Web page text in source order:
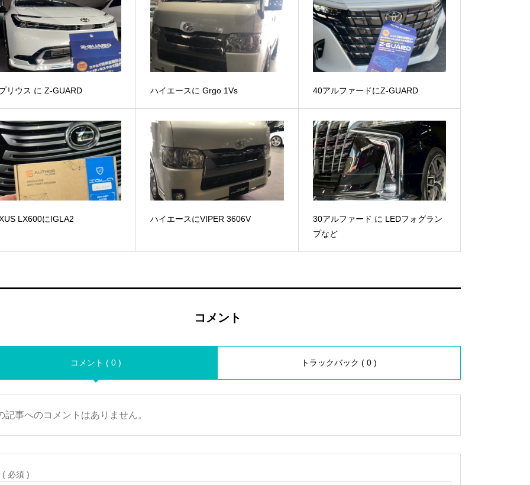
リウス に Z-GUARD ハイエースに Grgo 1Vs 40アルファードにZ-GUARD
LX600にIGLA2 ハイエースにVIPER 3606V
30アルファード に LEDフォグラン
プなど
コメント
コメント ( 0 ) トラックバック ( 0 )
記事へのコメントはありません。
( 必須 )